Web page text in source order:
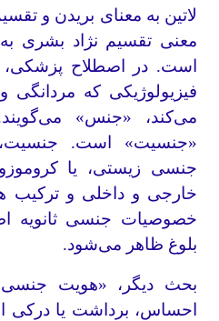
لاتین به معنای بریدن و
معنی تقسیم نژاد بشری
است. در اصطلاح پزشکی،
فیزیولوژیکی که
می‌کند، «جنس»
«جنسیت» است.
جنسی زیستی، یا
خارجی و داخلی و ترکیب
خصوصیات جنسی ثانویه
بلوغ ظاهر می‌شود.
بحث دیگر، «هویت
احساس، برداشت یا درکی